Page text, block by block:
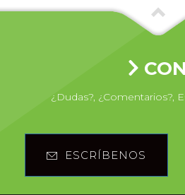
¿Dudas?, ¿Comentarios?,
ESCRÍBENOS